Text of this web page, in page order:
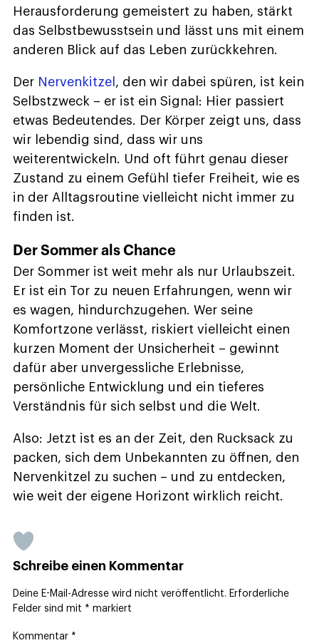
Herausforderung gemeistert zu haben, stärkt
das Selbstbewusstsein und lässt uns mit einem
anderen Blick auf das Leben zurückkehren.
Der Nervenkitzel , den wir dabei spüren, ist kein
Selbstzweck – er ist ein Signal: Hier passiert
etwas Bedeutendes. Der Körper zeigt uns, dass
wir lebendig sind, dass wir uns
weiterentwickeln. Und oft führt genau dieser
Zustand zu einem Gefühl tiefer Freiheit, wie es
in der Alltagsroutine vielleicht nicht immer zu
finden ist.
Der Sommer als Chance
Der Sommer ist weit mehr als nur Urlaubszeit.
Er ist ein Tor zu neuen Erfahrungen, wenn wir
es wagen, hindurchzugehen. Wer seine
Komfortzone verlässt, riskiert vielleicht einen
kurzen Moment der Unsicherheit – gewinnt
dafür aber unvergessliche Erlebnisse,
persönliche Entwicklung und ein tieferes
Verständnis für sich selbst und die Welt.
Also: Jetzt ist es an der Zeit, den Rucksack zu
packen, sich dem Unbekannten zu öffnen, den
Nervenkitzel zu suchen – und zu entdecken,
wie weit der eigene Horizont wirklich reicht.
Schreibe einen Kommentar
Deine E-Mail-Adresse wird nicht veröffentlicht. Erforderliche
Felder sind mit * markiert
Kommentar *